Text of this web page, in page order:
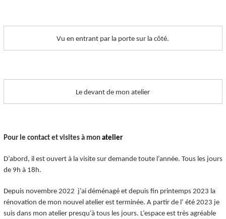
Vu en entrant par la porte sur la côté.
Le devant de mon atelier
Pour le contact et visites à mon atelier
D’abord, il est ouvert à la visite sur demande toute l’année. Tous les jours
de 9h à 18h.
Depuis novembre 2022 j’ai déménagé et depuis fin printemps 2023 la
rénovation de mon nouvel atelier est terminée. A partir de l’ été 2023 je
suis dans mon atelier presqu’à tous les jours. L’espace est très agréable